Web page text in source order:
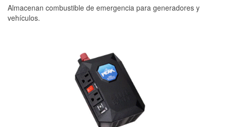
Almacenan combustible de emergencia para generadores y
vehículos.